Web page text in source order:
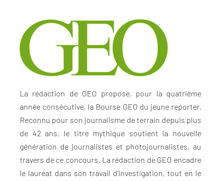
La rédaction de GEO propose, pour la quatrième
année consécutive, la Bourse GEO du jeune reporter.
Reconnu pour son journalisme de terrain depuis plus
de 42 ans, le titre mythique soutient la nouvelle
génération de journalistes et photojournalistes, au
travers de ce concours. La rédaction de GEO encadre
le lauréat dans son travail d’investigation, tout en le